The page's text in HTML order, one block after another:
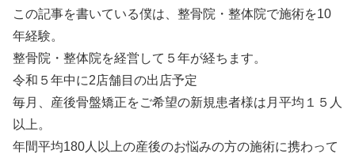
この記事を書いている僕は、整骨院・整体院で施術を10
年経験。
整骨院・整体院を経営して５年が経ちます。
令和５年中に2店舗目の出店予定
毎月、産後骨盤矯正をご希望の新規患者様は月平均１５人
以上。
年間平均180人以上の産後のお悩みの方の施術に携わって